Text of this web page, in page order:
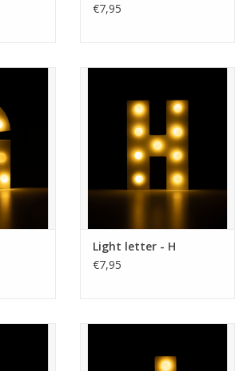
€7,95
Light letter - H
€7,95